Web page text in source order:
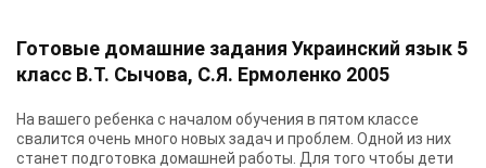
Готовые домашние задания Украинский язык 5
класс В.Т. Сычова, С.Я. Ермоленко 2005
На вашего ребенка с началом обучения в пятом классе
свалится очень много новых задач и проблем. Одной из них
станет подготовка домашней работы. Для того чтобы дети